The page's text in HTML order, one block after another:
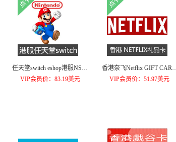
任天堂switch eshop港服NS充
值卡500 HKD
VIP会员价：83.19美元
香港奈飞Netflix GIFT CARD
礼品卡300港币
VIP会员价：51.97美元